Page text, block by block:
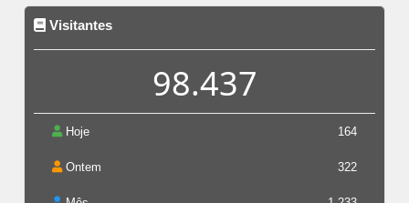
Visitantes
98.437
Hoje 164
Ontem 322